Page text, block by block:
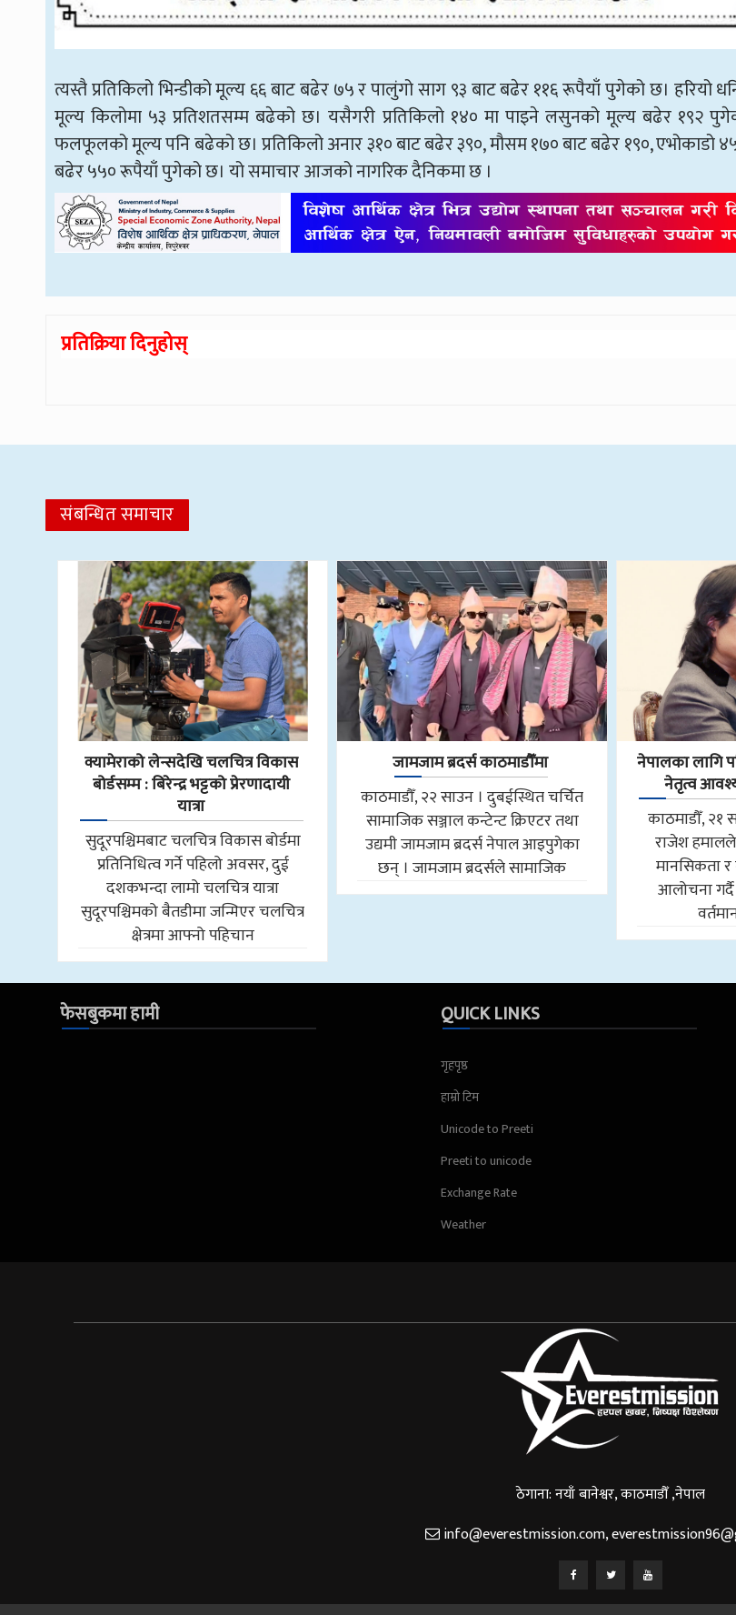
त्यस्तै प्रतिकिलो भिन्डीको मूल्य ६६ बाट बढेर ७५ र पालुंगो साग ९३ बाट बढेर ११६ रूपैयाँ पुगेको छ। हरियो
मूल्य किलोमा ५३ प्रतिशतसम्म बढेको छ। यसैगरी प्रतिकिलो १४० मा पाइने लसुनको मूल्य बढेर १९२
फलफूलको मूल्य पनि बढेको छ। प्रतिकिलो अनार ३१० बाट बढेर ३९०, मौसम १७० बाट बढेर १९०, एभोकाडो
बढेर ५५० रूपैयाँ पुगेको छ। यो समाचार आजको नागरिकदैनिकमा छ ।
प्रतिक्रिया दिनुहोस्
संबन्धित समाचार
क्यामेराको लेन्सदेखि चलचित्र विकास
बोर्डसम्म : बिरेन्द्र भट्टको प्रेरणादायी
यात्रा
सुदूरपश्चिमबाट चलचित्र विकास बोर्डमा
प्रतिनिधित्व गर्ने पहिलो अवसर, दुई
दशकभन्दा लामो चलचित्र यात्रा
सुदूरपश्चिमको बैतडीमा जन्मिएर चलचित्र
क्षेत्रमा आफ्नो पहिचान
जामजाम ब्रदर्स काठमाडौँमा
काठमाडौँ, २२ साउन । दुबईस्थित चर्चित
सामाजिक सञ्जाल कन्टेन्ट क्रिएटर तथा
उद्यमी जामजाम ब्रदर्स नेपाल आइपुगेका
छन् । जामजाम ब्रदर्सले सामाजिक
नेपालका लागि
नेतृत्व
काठमाडौँ, २१
राजेश
मानसिकता र
आलोचना
फेसबुकमा हामी QUICK LINKS
गृहपृष्ठ
हाम्रो टिम
Unicode to Preeti
Preeti to unicode
Exchange Rate
Weather
ठेगाना: नयाँ बानेश्वर, काठमाडौँ ,नेपाल
info@everestmission.com,